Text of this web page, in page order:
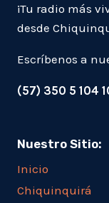
¡Tu radio más
desde
Escríbenos a
(57) 350 5 104
Nuestro Sitio:
Inicio
Chiquinquirá